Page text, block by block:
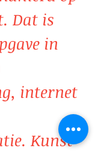
Dat is
in
internet
Kunst